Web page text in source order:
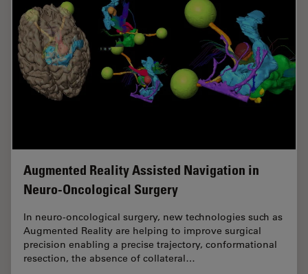
Augmented Reality Assisted Navigation in
Neuro-Oncological Surgery
In neuro-oncological surgery, new technologies such as
Augmented Reality are helping to improve surgical
precision enabling a precise trajectory, conformational
resection, the absence of collateral…